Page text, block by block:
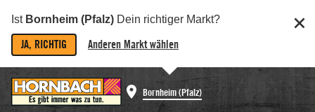
Ist Bornheim (Pfalz) Dein richtiger Markt?
JA, RICHTIG Anderen Markt wählen
Bornheim (Pfalz)